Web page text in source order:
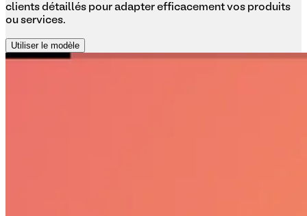
clients détaillés pour adapter efficacement vos produits
ou services.
Utiliser le modèle